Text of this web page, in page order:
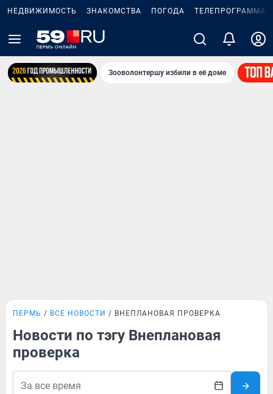
НЕДВИЖИМОСТЬ ЗНАКОМСТВА ПОГОДА ТЕЛЕПРОГРАММА
Зооволонтершу избили в её доме
ПЕРМЬ ВСЕ НОВОСТИ ВНЕПЛАНОВАЯ ПРОВЕРКА
Новости по тэгу Внеплановая
проверка